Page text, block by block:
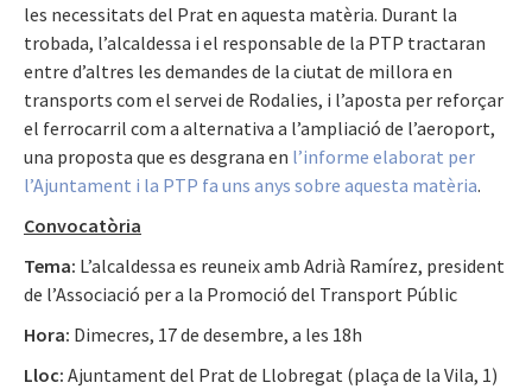
les necessitats del Prat en aquesta matèria. Durant la
trobada, l’alcaldessa i el responsable de la PTP tractaran
entre d’altres les demandes de la ciutat de millora en
transports com el servei de Rodalies, i l’aposta per reforçar
el ferrocarril com a alternativa a l’ampliació de l’aeroport,
una proposta que es desgrana en l’informe elaborat per
l’Ajuntament i la PTP fa uns anys sobre aquesta matèria.
Convocatòria
Tema: L’alcaldessa es reuneix amb Adrià Ramírez, president
de l’Associació per a la Promoció del Transport Públic
Hora: Dimecres, 17 de desembre, a les 18h
Lloc: Ajuntament del Prat de Llobregat (plaça de la Vila, 1)